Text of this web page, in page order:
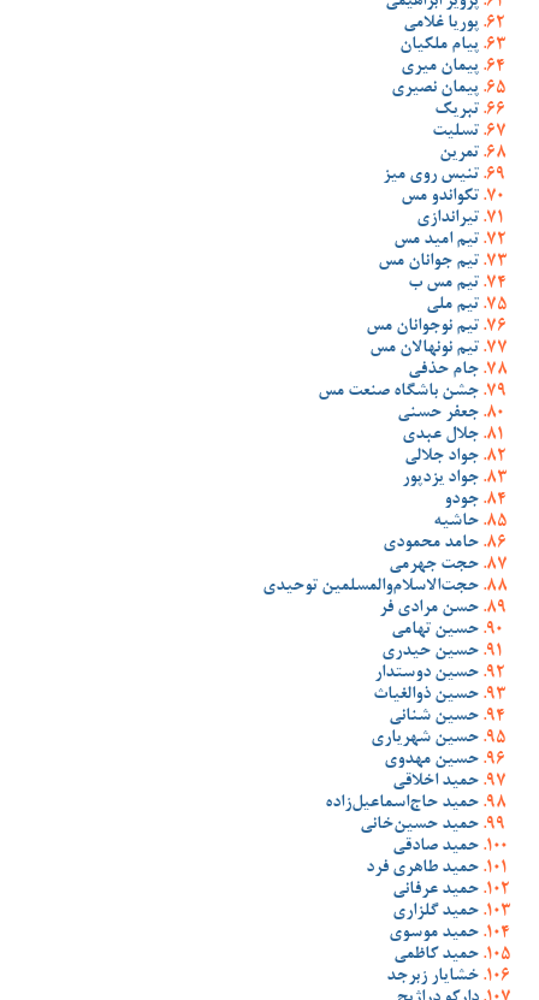
پوریا غلامی
پیام ملکیان
پیمان میری
پیمان نصیری
تبریک
تسلیت
تمرین
تنیس روی میز
تکواندو مس
تیراندازی
تیم امید مس
تیم جوانان مس
تیم مس ب
تیم ملی
تیم نوجوانان مس
تیم نونهالان مس
جام حذفی
جشن باشگاه صنعت مس
جعفر حسنی
جلال عبدی
جواد جلالی
جواد یزدپور
جودو
حاشیه
حامد محمودی
حجت جهرمی
حجت‌الاسلام‌والمسلمین توحیدی
حسن مرادی فر
حسین تهامی
حسین حیدری
حسین دوستدار
حسین ذوالغیاث
حسین شنانی
حسین شهریاری
حسین مهدوی
حمید اخلاقی
حمید حاج‌اسماعیل‌زاده
حمید حسین‌خانی
حمید صادقی
حمید طاهری فرد
حمید عرفانی
حمید گلزاری
حمید موسوی
حمید کاظمی
خشایار زبرجد